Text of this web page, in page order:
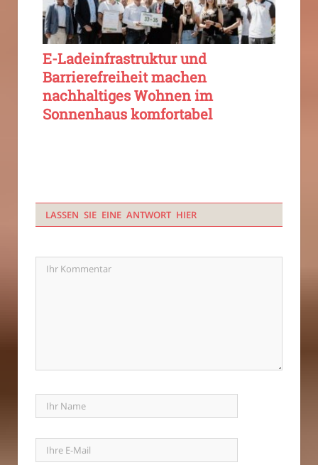
E-Ladeinfrastruktur und
Barrierefreiheit machen
nachhaltiges Wohnen im
Sonnenhaus komfortabel
LASSEN SIE EINE ANTWORT HIER